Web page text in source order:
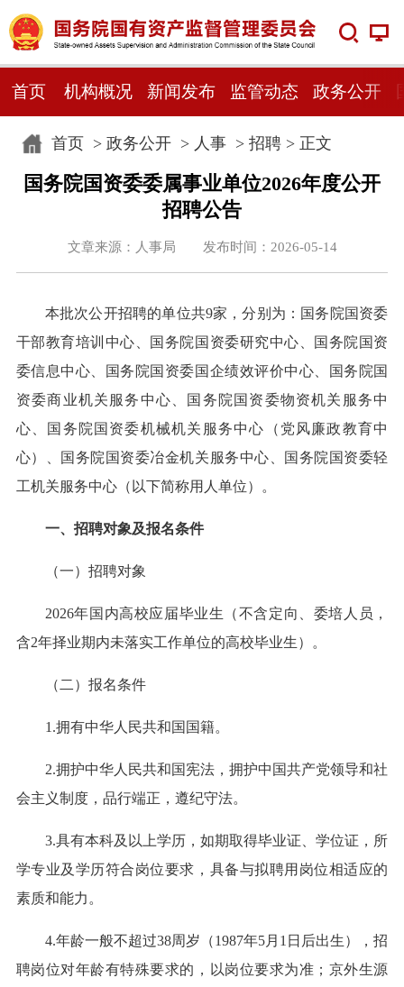
首页 机构概况 新闻发布 监管动态 政务公开
首页> 政务公开> 人事> 招聘> 正文
国务院国资委委属事业单位2026年度公开
招聘公告
文章来源：人事局 发布时间：2026-05-14
本批次公开招聘的单位共9家，分别为：国务院国资委
干部教育培训中心、国务院国资委研究中心、国务院国资
委信息中心、国务院国资委国企绩效评价中心、国务院国
资委商业机关服务中心、国务院国资委物资机关服务中
心、国务院国资委机械机关服务中心（党风廉政教育中
心）、国务院国资委冶金机关服务中心、国务院国资委轻
工机关服务中心（以下简称用人单位）。
一、招聘对象及报名条件
（一）招聘对象
2026年国内高校应届毕业生（不含定向、委培人员，
含2年择业期内未落实工作单位的高校毕业生）。
（二）报名条件
1.拥有中华人民共和国国籍。
2.拥护中华人民共和国宪法，拥护中国共产党领导和社
会主义制度，品行端正，遵纪守法。
3.具有本科及以上学历，如期取得毕业证、学位证，所
学专业及学历符合岗位要求，具备与拟聘用岗位相适应的
素质和能力。
4.年龄一般不超过38周岁（1987年5月1日后出生），招
聘岗位对年龄有特殊要求的，以岗位要求为准；京外生源